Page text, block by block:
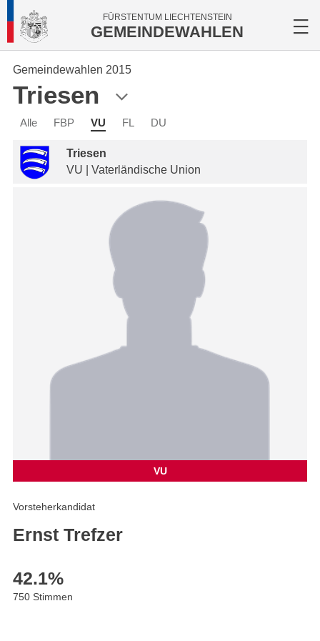
FÜRSTENTUM LIECHTENSTEIN
GEMEINDEWAHLEN
Gemeindewahlen 2015
Triesen
Alle FBP VU FL DU
Triesen
VU | Vaterländische Union
VU
Vorsteherkandidat
Ernst Trefzer
42.1%
750 Stimmen